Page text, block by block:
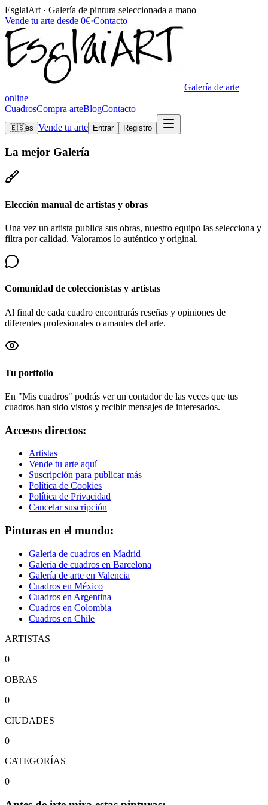
EsglaiArt · Galería de pintura seleccionada a mano
Vende tu arte desde 0€·Contacto
Galería de arte
online
CuadrosCompra arteBlogContacto
🇪🇸es Vende tu arte Entrar Registro
La mejor Galería
Elección manual de artistas y obras
Una vez un artista publica sus obras, nuestro equipo las selecciona y
filtra por calidad. Valoramos lo auténtico y original.
Comunidad de coleccionistas y artistas
Al final de cada cuadro encontrarás reseñas y opiniones de
diferentes profesionales o amantes del arte.
Tu portfolio
En "Mis cuadros" podrás ver un contador de las veces que tus
cuadros han sido vistos y recibir mensajes de interesados.
Accesos directos:
Artistas
Vende tu arte aquí
Suscripción para publicar más
Política de Cookies
Política de Privacidad
Cancelar suscripción
Pinturas en el mundo:
Galería de cuadros en Madrid
Galería de cuadros en Barcelona
Galería de arte en Valencia
Cuadros en México
Cuadros en Argentina
Cuadros en Colombia
Cuadros en Chile
ARTISTAS
0
OBRAS
0
CIUDADES
0
CATEGORÍAS
0